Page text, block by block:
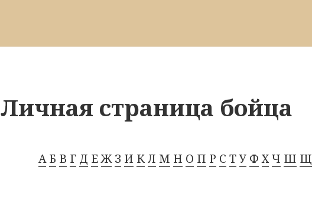
Личная страница бойца
А Б В Г Д ЕЖ З И К Л М Н О П Р С ТУ Ф Х Ч Ш Щ